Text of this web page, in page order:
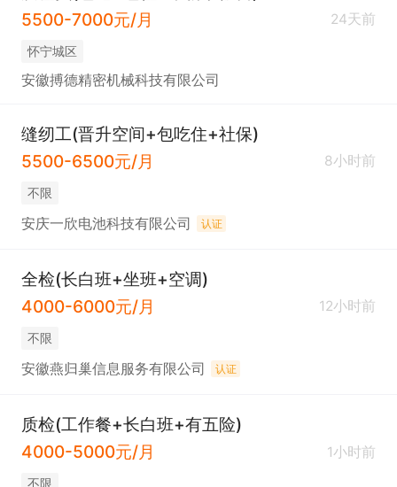
5500-7000元/月
24天前
怀宁城区
安徽搏德精密机械科技有限公司
缝纫工(晋升空间+包吃住+社保)
5500-6500元/月
8小时前
不限
安庆一欣电池科技有限公司 认证
全检(长白班+坐班+空调)
4000-6000元/月
12小时前
不限
安徽燕归巢信息服务有限公司 认证
质检(工作餐+长白班+有五险)
4000-5000元/月
1小时前
不限